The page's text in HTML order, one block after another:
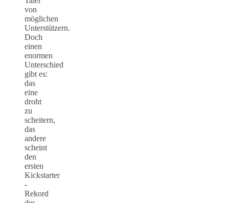
von
möglichen
Unterstützern.
Doch
einen
enormen
Unterschied
gibt es:
das
eine
droht
zu
scheitern,
das
andere
scheint
den
ersten
Kickstarter
-
Rekord